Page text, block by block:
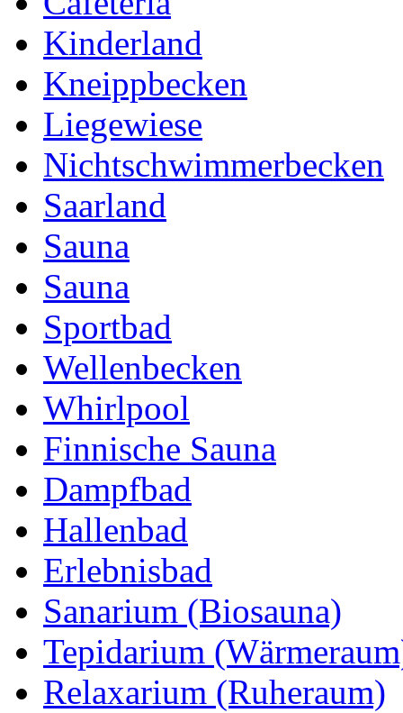
Kinderland
Kneippbecken
Liegewiese
Nichtschwimmerbecken
Saarland
Sauna
Sauna
Sportbad
Wellenbecken
Whirlpool
Finnische Sauna
Dampfbad
Hallenbad
Erlebnisbad
Sanarium (Biosauna)
Tepidarium
Relaxarium (Ruheraum)